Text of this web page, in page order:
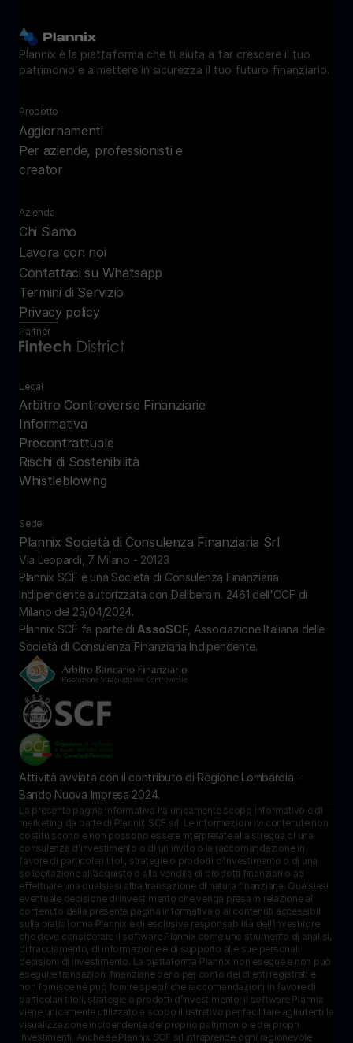
La presente pagina informativa ha unicamente scopo informativo e di
marketing da parte di Plannix SCF srl. Le informazioni ivi contenute non
costituiscono e non possono essere interpretate alla stregua di una
consulenza d’investimento o di un invito o la raccomandazione in
favore di particolari titoli, strategie o prodotti d’investimento o di una
sollecitazione all’acquisto o alla vendita di prodotti finanziari o ad
effettuare una qualsiasi altra transazione di natura finanziaria. Qualsiasi
eventuale decisione di investimento che venga presa in relazione al
contenuto della presente pagina informativa o ai contenuti accessibili
sulla piattaforma Plannix è di esclusiva responsabilità dell’investitore
che deve considerare il software Plannix come uno strumento di analisi,
di tracciamento, di informazione e di supporto alle sue personali
decisioni di investimento. La piattaforma Plannix non esegue e non può
eseguire transazioni finanziarie per o per conto dei clienti registrati e
non fornisce nè può fornire specifiche raccomandazioni in favore di
particolari titoli, strategie o prodotti d’investimento; il software Plannix
viene unicamente utilizzato a scopo illustrativo per facilitare agli utenti la
visualizzazione indipendente del proprio patrimonio e dei propri
investimenti. Anche se Plannix SCF srl intraprende ogni ragionevole
Prodotto
Aggiornamenti
Per aziende, professionisti e
creator
Azienda
Chi Siamo
Lavora con noi
Contattaci su Whatsapp
Termini di Servizio
Privacy policy
Partner
Sede
Plannix Società di Consulenza Finanziaria Srl
Via Leopardi, 7 Milano - 20123
Plannix è la piattaforma che ti aiuta a far crescere il tuo
patrimonio e a mettere in sicurezza il tuo futuro finanziario.
Legal
Arbitro Controversie Finanziarie
Informativa
Precontrattuale
Rischi di Sostenibilità
Whistleblowing
Plannix SCF è una Società di Consulenza Finanziaria
Indipendente autorizzata con Delibera n. 2461 dell'OCF di
Milano del 23/04/2024.
Plannix SCF fa parte di AssoSCF, Associazione Italiana delle
Società di Consulenza Finanziaria Indipendente.
Attività avviata con il contributo di Regione Lombardia –
Bando Nuova Impresa 2024.